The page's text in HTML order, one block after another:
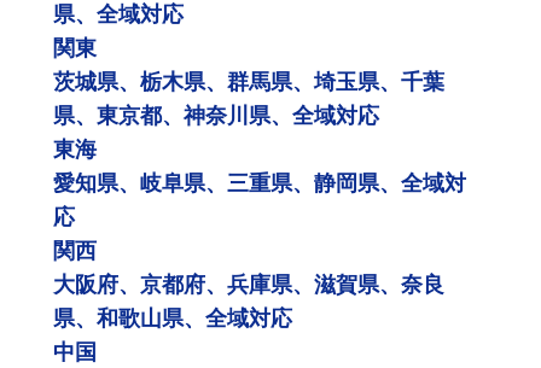
県、全域対応
関東
茨城県、栃木県、群馬県、埼玉県、千葉
県、東京都、神奈川県、全域対応
東海
愛知県、岐阜県、三重県、静岡県、全域対
応
関西
大阪府、京都府、兵庫県、滋賀県、奈良
県、和歌山県、全域対応
中国